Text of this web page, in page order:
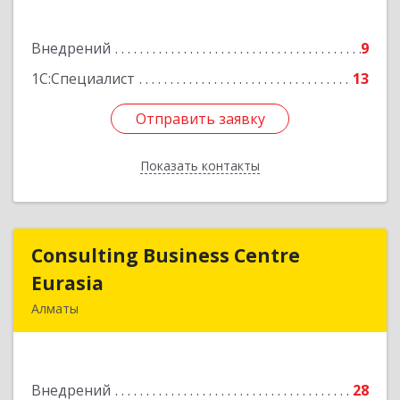
Внедрений
9
1С:Специалист
13
Отправить заявку
Показать контакты
Подробнее
Отправить заявку
Назад
Consulting Business Centre
Eurasia
Алматы
Внедрений
28
Consulting Business Centre
Подробнее